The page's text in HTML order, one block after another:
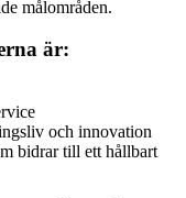
målområden.
är:
och innovation
bidrar till ett hållbart